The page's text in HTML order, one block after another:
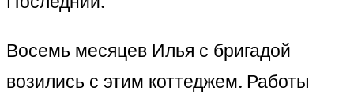
Восемь месяцев Илья с бригадой
возились с этим коттеджем. Работы